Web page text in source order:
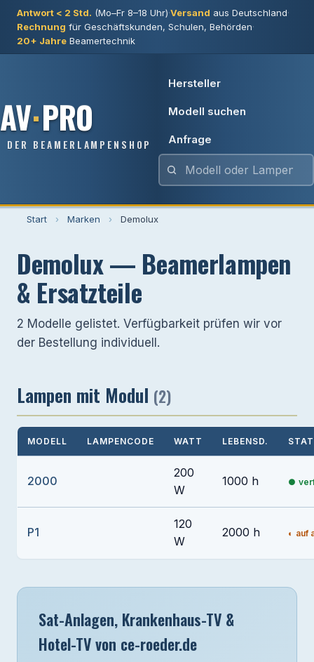
Antwort < 2 Std. (Mo–Fr 8–18 Uhr)·Versand aus Deutschland·
Rechnung für Geschäftskunden, Schulen, Behörden·
20+ Jahre Beamertechnik
AV·PRO
DER BEAMERLAMPENSHOP
Hersteller
Modell suchen
Anfrage
Start › Marken › Demolux
Demolux — Beamerlampen
& Ersatzteile
2 Modelle gelistet. Verfügbarkeit prüfen wir vor
der Bestellung individuell.
Lampen mit Modul (2)
MODELL LAMPENCODE WATT LEBENSD.
2000
200
W
1000 h
P1
120
W
2000 h auf
Sat-Anlagen, Krankenhaus-TV &
Hotel-TV von ce-roeder.de